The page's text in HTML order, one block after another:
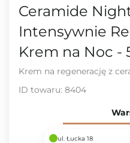
Ceramide
Intensywnie
Krem na Noc -
Krem na regenerację z
ID towaru: 8404
ul. Łucka 18